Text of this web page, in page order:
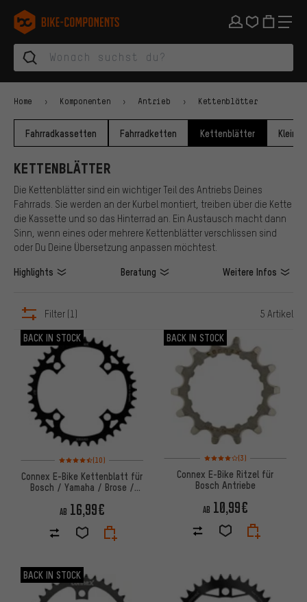
Zur Hauptnavigation springen
Zur Kategorienavigation springen
Zum Inhalt springen
Zu Marken und Newsletter springen
Zur Fußzeile springen
bike-components.de Startseite
Home Komponenten Antrieb Kettenblätter
Fahrradkassetten Fahrradketten Kettenblätter
KETTENBLÄTTER
Die Kettenblätter sind ein wichtiger Teil des Antriebs Deines
Fahrrads. Sie werden an der Kurbel montiert, treiben über die Kette
die Kassette und so das Hinterrad an. Ein Austausch macht dann
Sinn, wenn eines oder mehrere Kettenblätter verschlissen sind
oder Du Deine Übersetzung anpassen möchtest.
Highlights Beratung Weitere Infos
Filter (1) 5 Artikel
ARTIKEL
BACK IN STOCK
Bewertungen: 4,5 von 5 basierend auf 10 Bewertungen
(10)
Connex E-Bike Kettenblatt für
Bosch / Yamaha / Brose /
AB 16,99€
BACK IN STOCK
Bewertungen: 4 von 5
(3)
Connex E-Bike Ritzel für
Bosch Antriebe
AB 10,99€
BACK IN STOCK